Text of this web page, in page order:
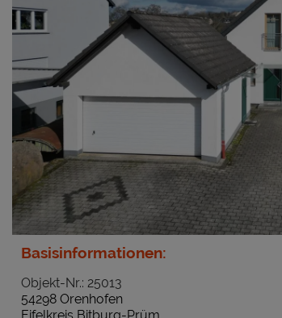
Basisinformationen:
Objekt-Nr.: 25013
54298 Orenhofen